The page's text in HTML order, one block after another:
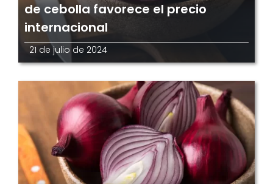
de cebolla favorece el precio
internacional
21 de julio de 2024